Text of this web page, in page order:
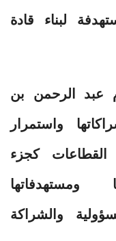
لبناء قادة
عبد الرحمن بن
واستمرار
القطاعات كجزء
ومستهدفاتها
والشراكة